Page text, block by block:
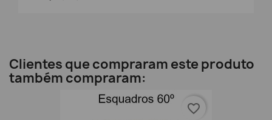
Clientes que compraram este produto
também compraram:
favorite_border